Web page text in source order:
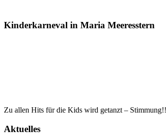
Kinderkarneval in Maria Meeresstern
Zu allen Hits für die Kids wird getanzt –
Aktuelles